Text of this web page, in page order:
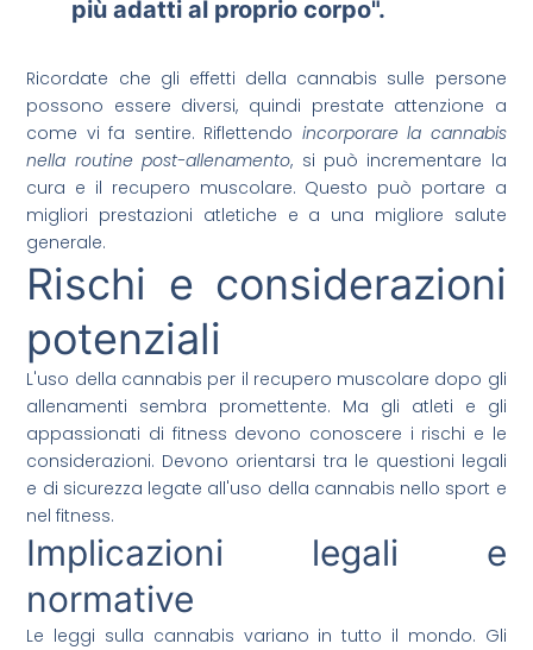
più adatti al proprio corpo".
Ricordate che gli effetti della cannabis sulle persone
possono essere diversi, quindi prestate attenzione a
come vi fa sentire. Riflettendo incorporare la cannabis
nella routine post-allenamento, si può incrementare la
cura e il recupero muscolare. Questo può portare a
migliori prestazioni atletiche e a una migliore salute
generale.
Rischi e considerazioni
potenziali
L'uso della cannabis per il recupero muscolare dopo gli
allenamenti sembra promettente. Ma gli atleti e gli
appassionati di fitness devono conoscere i rischi e le
considerazioni. Devono orientarsi tra le questioni legali
e di sicurezza legate all'uso della cannabis nello sport e
nel fitness.
Implicazioni legali e
normative
Le leggi sulla cannabis variano in tutto il mondo. Gli